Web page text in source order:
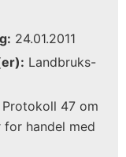
24.01.2011
Landbruks-
Protokoll 47 om
handel med